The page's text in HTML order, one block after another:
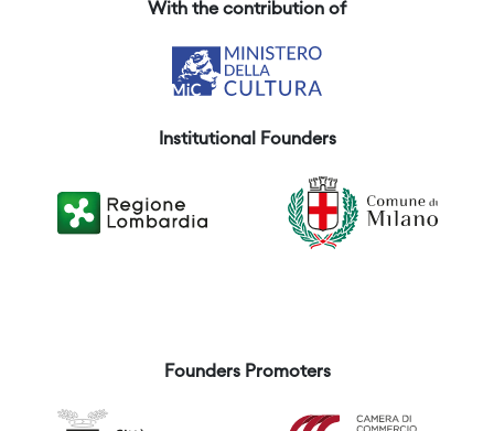
With the contribution of
Institutional Founders
Founders Promoters